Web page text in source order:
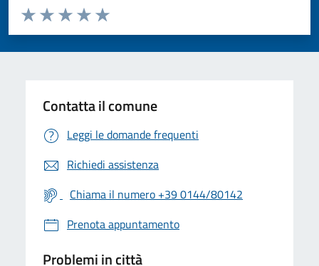
Valuta da 1 a 5 stelle la pagina
Valuta 5 stelle su 5
Valuta 4 stelle su 5
Valuta 3 stelle su 5
Valuta 2 stelle su 5
Valuta 1 stelle su 5
Contatta il comune
Leggi le domande frequenti
Richiedi assistenza
Chiama il numero +39 0144/80142
Prenota appuntamento
Problemi in città